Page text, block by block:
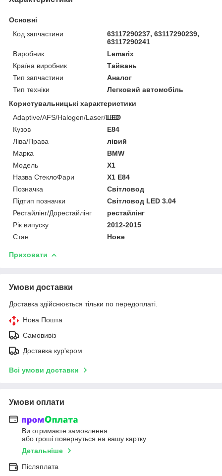
Основні
Код запчастини
63117290237, 63117290239,
63117290241
Виробник
Lemarix
Країна виробник
Тайвань
Тип запчастини
Аналог
Тип техніки
Легковий автомобіль
Користувальницькі характеристики
Adaptive/AFS/Halogen/Laser/LED
LED
Кузов
E84
Ліва/Права
лівий
Марка
BMW
Мoдель
X1
Назва СтеклоФари
X1 E84
Позначка
Світловод
Підтип позначки
Світловод LED 3.04
Рестайлінг/Дорестайлінг
рестайлінг
Рік випуску
2012-2015
Стан
Нове
Приховати
Умови доставки
Доставка здійснюється тільки по передоплаті.
Нова Пошта
Самовивіз
Доставка кур'єром
Всі умови доставки
Умови оплати
Ви отримаєте замовлення
або гроші повернуться на вашу картку
Детальніше
Післяплата